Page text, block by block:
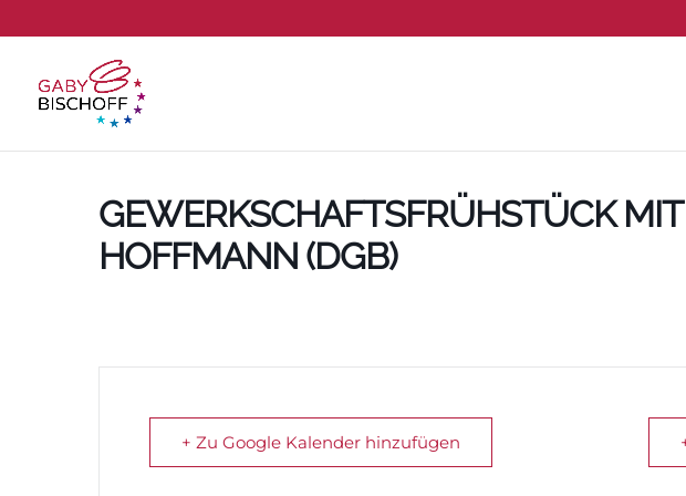
GEWERKSCHAFTSFRÜHSTÜCK
HOFFMANN (DGB)
+ Zu Google Kalender hinzufügen